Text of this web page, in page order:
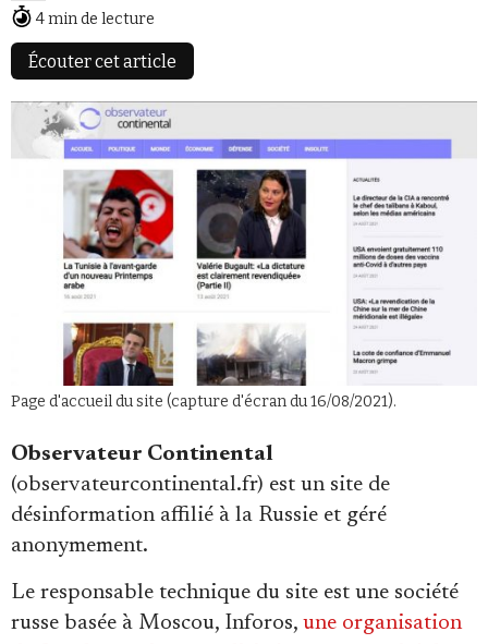
Faire un don
Demander à Vera
Se connecter
4 min de lecture
Écouter cet article
Page d'accueil du site (capture d'écran du 16/08/2021).
Observateur Continental
(observateurcontinental.fr) est un site de
désinformation affilié à la Russie et géré
anonymement.
Le responsable technique du site est une société
russe basée à Moscou, Inforos, une organisation